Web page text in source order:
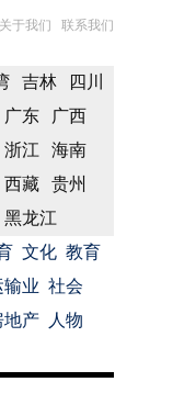
关于我们 联系我们
吉林
四川
广东
广西
浙江
海南
西藏
贵州
黑龙江
文化 教育
输业 社会
地产
人物